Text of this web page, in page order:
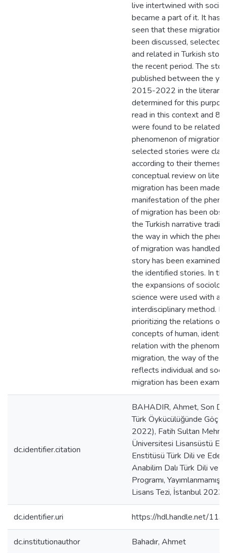
live intertwined with
became a part of it. It has
seen that these
been discussed, selected
and related in Turkish
the recent period. The
published between the
2015-2022 in the literary
determined for this
read in this context and
were found to be related
phenomenon of migration.
selected stories were
according to their themes.
conceptual review on
migration has been made,
manifestation of the
of migration has been
the Turkish narrative
the way in which the
of migration was handled
story has been examined
the identified stories. In
the expansions of
science were used with an
interdisciplinary method.
prioritizing the relations of
concepts of human,
relation with the
migration, the way of the
reflects individual and
migration has been
dc.identifier.citation
BAHADIR, Ahmet, Son
Türk Öykücülüğünde Göç
2022), Fatih Sultan
Üniversitesi Lisansüstü
Enstitüsü Türk Dili ve
Anabilim Dalı Türk Dili ve
Programı, Yayımlanmamış
Lisans Tezi, İstanbul 2023.
dc.identifier.uri https://hdl.handle.net/
dc.institutionauthor Bahadır, Ahmet